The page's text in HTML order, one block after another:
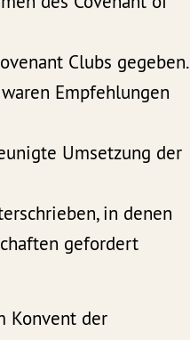
Clubs gegeben.
waren Empfehlungen
Umsetzung der
in denen
gefordert
Konvent der